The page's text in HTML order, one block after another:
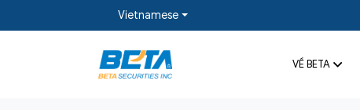
Vietnamese
VỀ BETA